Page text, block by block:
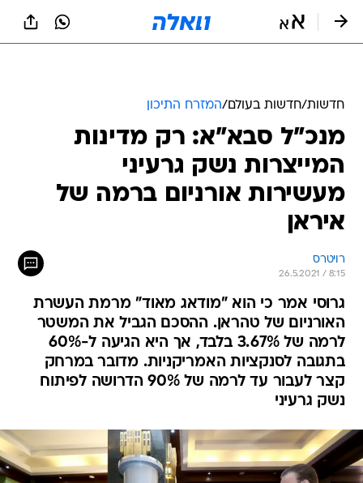
חדשות/חדשות בעולם/המזרח התיכון
מנכ"ל סבא"א: רק מדינות
המייצרות נשק גרעיני
מעשירות אורניום ברמה של
איראן
רויטרס
26.5.2021 / 8:15
גרוסי אמר כי הוא "מודאג מאוד" מרמת העשרת
האורניום של טהראן. ההסכם הגביל את המשטר
לרמה של 3.67% בלבד, אך היא הגיעה ל-60%
בתגובה לסנקציות האמריקניות. מדובר במרחק
קצר לעבור עד לרמה של 90% הדרושה לפיתוח
נשק גרעיני